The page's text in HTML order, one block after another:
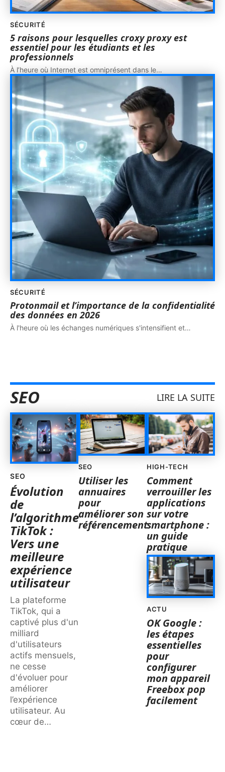
SÉCURITÉ
5 raisons pour lesquelles croxy proxy est
essentiel pour les étudiants et les
professionnels
À l’heure où Internet est omniprésent dans le…
SÉCURITÉ
Protonmail et l’importance de la confidentialité
des données en 2026
À l'heure où les échanges numériques s'intensifient et…
SEO LIRE LA SUITE
SEO
Évolution
de
l’algorithme
TikTok :
Vers une
meilleure
expérience
utilisateur
La plateforme
TikTok, qui a
captivé plus d'un
milliard
d'utilisateurs
actifs mensuels,
ne cesse
d'évoluer pour
améliorer
l’expérience
utilisateur. Au
cœur de…
SEO
Utiliser les
annuaires
pour
améliorer son
référencement
HIGH-TECH
Comment
verrouiller les
applications
sur votre
smartphone :
un guide
pratique
ACTU
OK Google :
les étapes
essentielles
pour
configurer
mon appareil
Freebox pop
facilement